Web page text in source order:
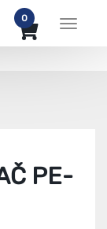
Menu
0
PE-